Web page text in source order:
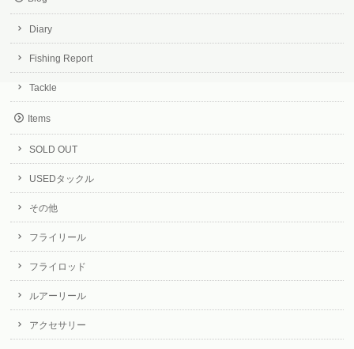
Diary
Fishing Report
Tackle
Items
SOLD OUT
USEDタックル
その他
フライリール
フライロッド
ルアーリール
アクセサリー